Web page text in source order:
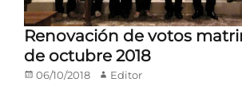
Renovación de votos
de octubre 2018
Publicado
06/10/2018 Autor
Editor